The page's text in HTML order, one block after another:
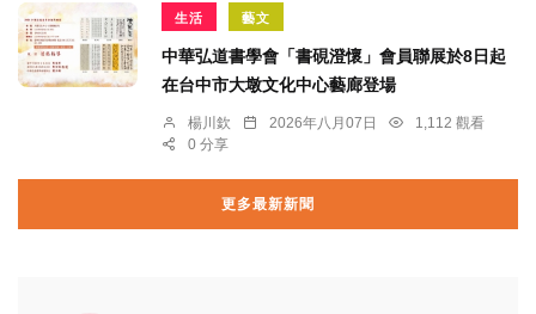
生活 藝文
中華弘道書學會「書硯澄懷」會員聯展於8日起
在台中市大墩文化中心藝廊登場
楊川欽 2026年八月07日
1,112 觀看
0 分享
更多最新新聞